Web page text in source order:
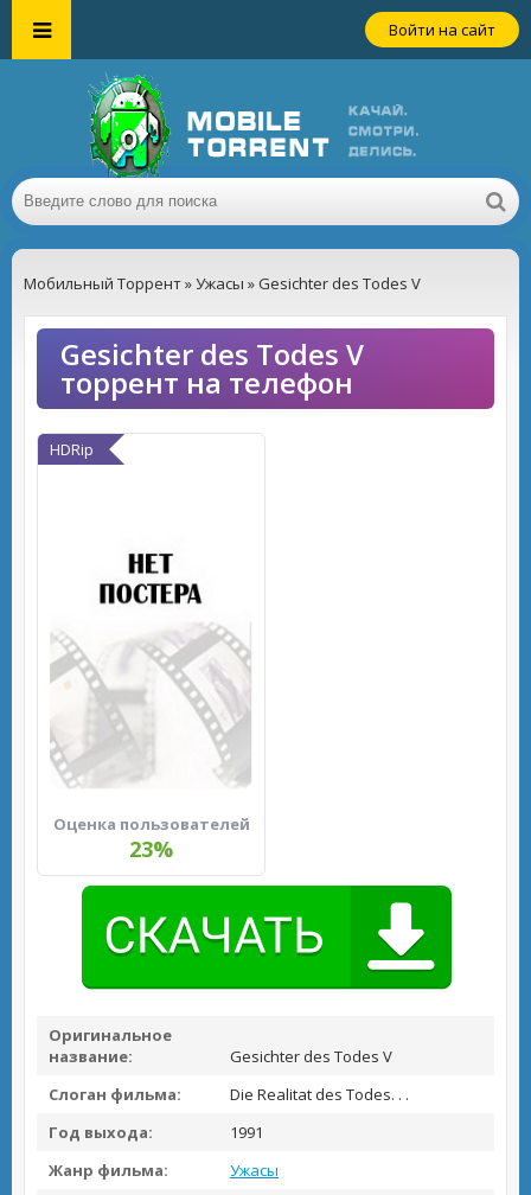
Войти на сайт
Мобильный Торрент»Ужасы » Gesichter des Todes V
Gesichter des Todes V
торрент на телефон
HDRip
Оценка пользователей
23%
Оригинальное
название:
Gesichter des Todes V
Слоган фильма:
Die Realitat des Todes. . .
Год выхода:
1991
Жанр фильма:
Ужасы